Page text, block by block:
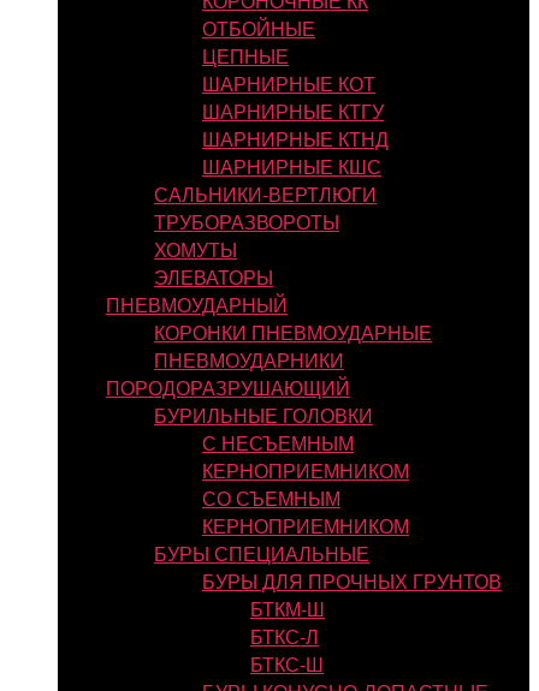
ОТБОЙНЫЕ
ЦЕПНЫЕ
ШАРНИРНЫЕ КОТ
ШАРНИРНЫЕ КТГУ
ШАРНИРНЫЕ КТНД
ШАРНИРНЫЕ КШС
САЛЬНИКИ-ВЕРТЛЮГИ
ТРУБОРАЗВОРОТЫ
ХОМУТЫ
ЭЛЕВАТОРЫ
ПНЕВМОУДАРНЫЙ
КОРОНКИ ПНЕВМОУДАРНЫЕ
ПНЕВМОУДАРНИКИ
ПОРОДОРАЗРУШАЮЩИЙ
БУРИЛЬНЫЕ ГОЛОВКИ
С НЕСЪЕМНЫМ
КЕРНОПРИЕМНИКОМ
СО СЪЕМНЫМ
КЕРНОПРИЕМНИКОМ
БУРЫ СПЕЦИАЛЬНЫЕ
БУРЫ ДЛЯ ПРОЧНЫХ ГРУНТОВ
БТКМ-Ш
БТКС-Л
БТКС-Ш